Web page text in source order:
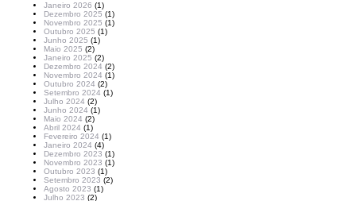
Janeiro 2026 (1)
Dezembro 2025 (1)
Novembro 2025 (1)
Outubro 2025 (1)
Junho 2025 (1)
Maio 2025 (2)
Janeiro 2025 (2)
Dezembro 2024 (2)
Novembro 2024 (1)
Outubro 2024 (2)
Setembro 2024 (1)
Julho 2024 (2)
Junho 2024 (1)
Maio 2024 (2)
Abril 2024 (1)
Fevereiro 2024 (1)
Janeiro 2024 (4)
Dezembro 2023 (1)
Novembro 2023 (1)
Outubro 2023 (1)
Setembro 2023 (2)
Agosto 2023 (1)
Julho 2023 (2)